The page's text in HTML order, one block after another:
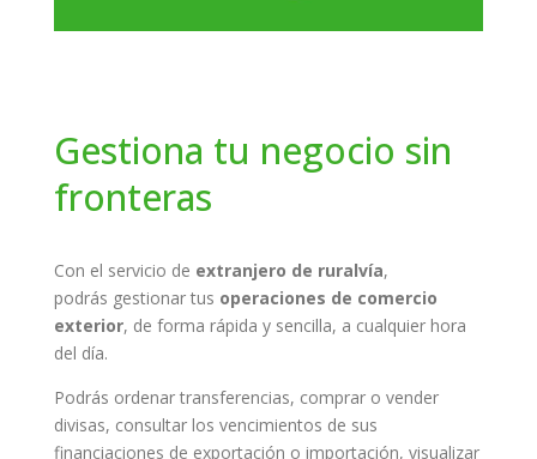
Gestiona tu negocio sin
fronteras
Con el servicio de extranjero de ruralvía,
podrás gestionar tus operaciones de comercio
exterior, de forma rápida y sencilla, a cualquier hora
del día.
Podrás ordenar transferencias, comprar o vender
divisas, consultar los vencimientos de sus
financiaciones de exportación o importación, visualizar